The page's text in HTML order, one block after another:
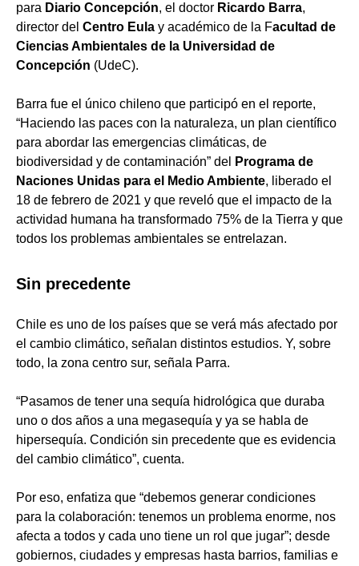
para Diario Concepción, el doctor Ricardo Barra,
director del Centro Eula y académico de la Facultad de
Ciencias Ambientales de la Universidad de
Concepción (UdeC).
Barra fue el único chileno que participó en el reporte,
“Haciendo las paces con la naturaleza, un plan científico
para abordar las emergencias climáticas, de
biodiversidad y de contaminación” del
Programa de
Naciones Unidas para el Medio Ambiente, liberado el
18 de febrero de 2021 y que reveló que el impacto de la
actividad humana ha transformado 75% de la Tierra y que
todos los problemas ambientales se entrelazan.
Sin precedente
Chile es uno de los países que se verá más afectado por
el cambio climático, señalan distintos estudios. Y, sobre
todo, la zona centro sur, señala Parra.
“Pasamos de tener una sequía hidrológica que duraba
uno o dos años a una megasequía y ya se habla de
hipersequía. Condición sin precedente que es evidencia
del cambio climático”, cuenta.
Por eso, enfatiza que “debemos generar condiciones
para la colaboración: tenemos un problema enorme, nos
afecta a todos y cada uno tiene un rol que jugar”; desde
gobiernos, ciudades y empresas hasta barrios, familias e